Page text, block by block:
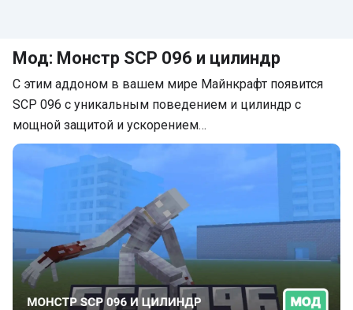
Мод: Монстр SCP 096 и цилиндр
С этим аддоном в вашем мире Майнкрафт появится
SCP 096 с уникальным поведением и цилиндр с
мощной защитой и ускорением…